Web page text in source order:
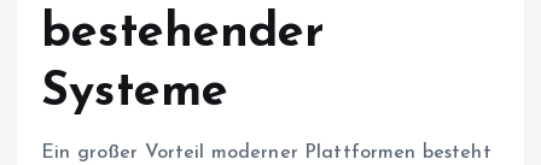
bestehender
Systeme
Ein großer Vorteil moderner Plattformen besteht